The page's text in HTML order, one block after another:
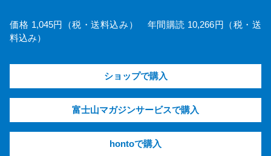
価格 1,045円（税・送料込み） 年間購読 10,266円（税・送
料込み）
ショップで購入
富士山マガジンサービスで購入
hontoで購入